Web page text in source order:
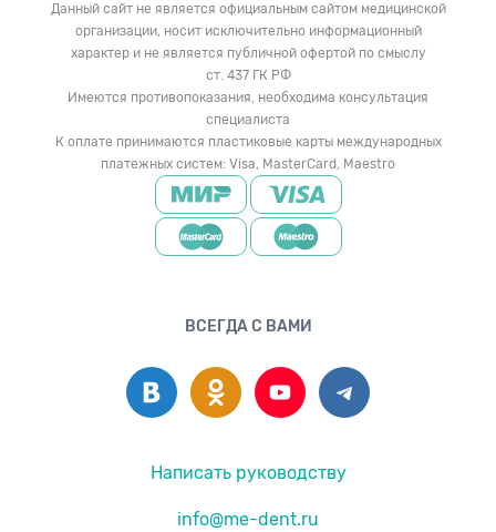
Данный сайт не является официальным сайтом медицинской
организации, носит исключительно информационный
характер и не является публичной офертой по смыслу
ст. 437 ГК РФ
Имеются противопоказания, необходима консультация
специалиста
К оплате принимаются пластиковые карты международных
платежных систем: Visa, MasterCard, Maestro
ВСЕГДА С ВАМИ
Написать руководству
info@me-dent.ru